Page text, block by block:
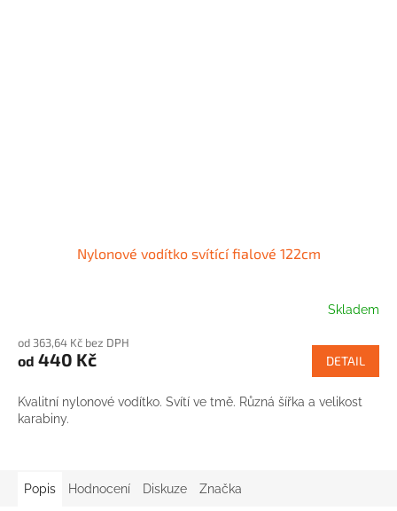
Nylonové vodítko svítící fialové 122cm
Skladem
od 363,64 Kč bez DPH
od 440 Kč DETAIL
Kvalitní nylonové vodítko. Svítí ve tmě. Různá šířka a velikost
karabiny.
Popis Hodnocení Diskuze Značka